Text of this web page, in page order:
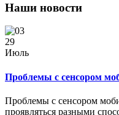
Наши новости
29
Июль
Проблемы с сенсором
Проблемы с сенсором
проявляться разными